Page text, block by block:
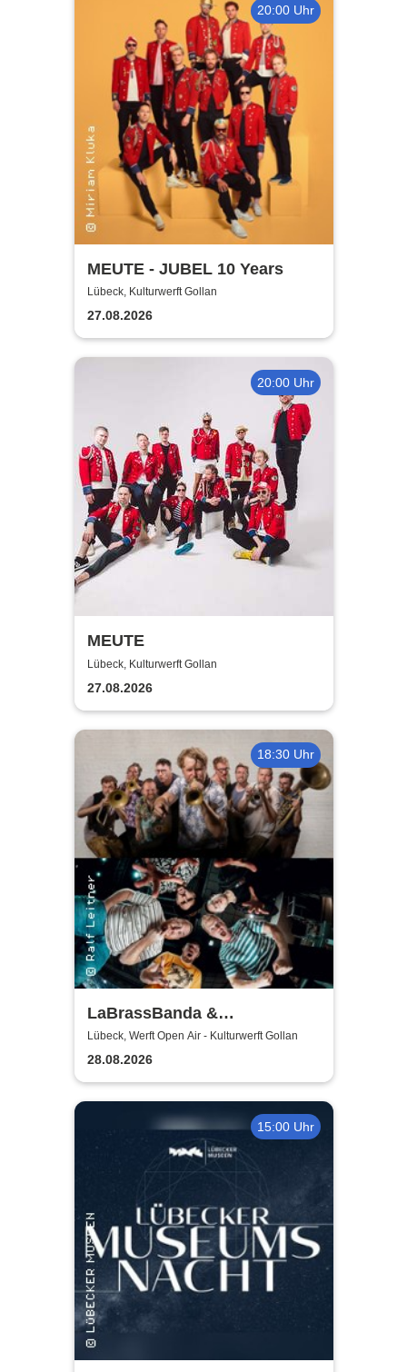
20:00 Uhr
MEUTE - JUBEL 10 Years
Lübeck, Kulturwerft Gollan
27.08.2026
20:00 Uhr
MEUTE
Lübeck, Kulturwerft Gollan
27.08.2026
18:30 Uhr
LaBrassBanda &
Fäaschtbänkler
Lübeck, Werft Open Air - Kulturwerft Gollan
28.08.2026
15:00 Uhr